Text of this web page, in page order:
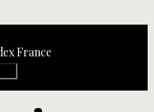
France